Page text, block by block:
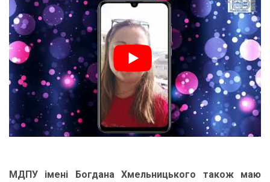
МДПУ імені Богдана Хмельницького також маю